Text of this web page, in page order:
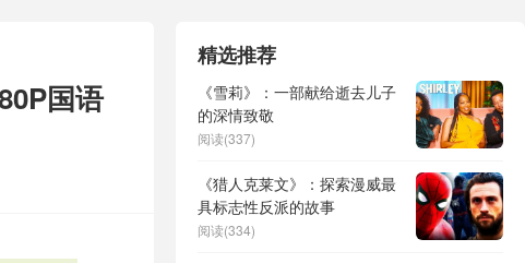
国语
精选推荐
《雪莉》：一部献给逝去儿子
的深情致敬
阅读(337)
《猎人克莱文》：探索漫威最
具标志性反派的故事
阅读(334)